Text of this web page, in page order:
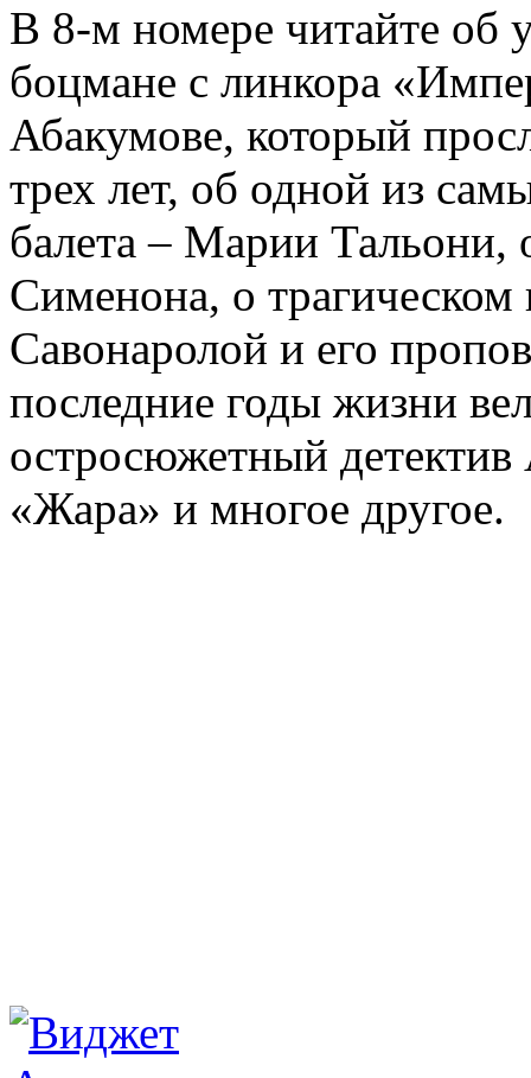
В 8-м номере читайте об
боцмане с линкора
Абакумове, который
трех лет, об одной из
балета – Марии
Сименона, о трагическом
Савонаролой и его
последние годы жизни
остросюжетный детектив
«Жара» и многое другое.